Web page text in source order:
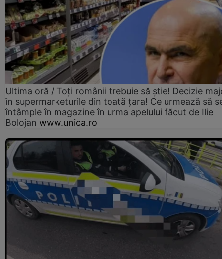
Ultima oră / Toți românii trebuie să știe! Decizie
în supermarketurile din toată țara! Ce urmează să
întâmple în magazine în urma apelului făcut de Ilie
Bolojan www.unica.ro